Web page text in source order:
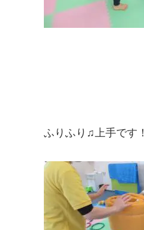
ふりふり♫上手です！